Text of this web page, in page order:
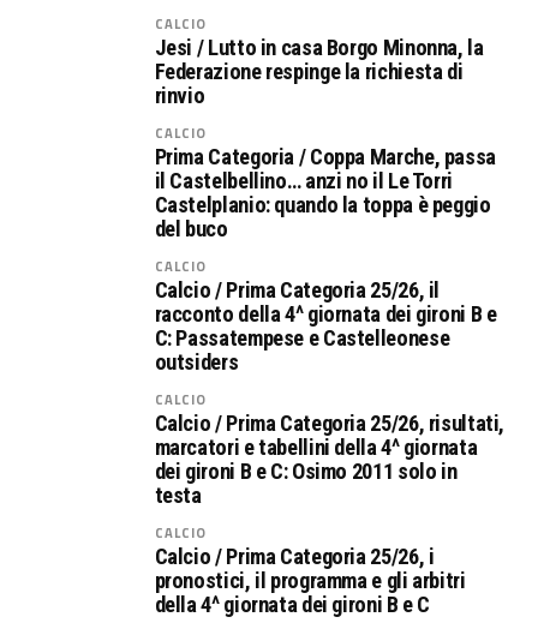
CALCIO
Jesi / Lutto in casa Borgo Minonna, la
Federazione respinge la richiesta di
rinvio
CALCIO
Prima Categoria / Coppa Marche, passa
il Castelbellino… anzi no il Le Torri
Castelplanio: quando la toppa è peggio
del buco
CALCIO
Calcio / Prima Categoria 25/26, il
racconto della 4^ giornata dei gironi B e
C: Passatempese e Castelleonese
outsiders
CALCIO
Calcio / Prima Categoria 25/26, risultati,
marcatori e tabellini della 4^ giornata
dei gironi B e C: Osimo 2011 solo in
testa
CALCIO
Calcio / Prima Categoria 25/26, i
pronostici, il programma e gli arbitri
della 4^ giornata dei gironi B e C